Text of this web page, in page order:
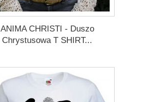
ANIMA CHRISTI - Duszo
Chrystusowa T SHIRT...